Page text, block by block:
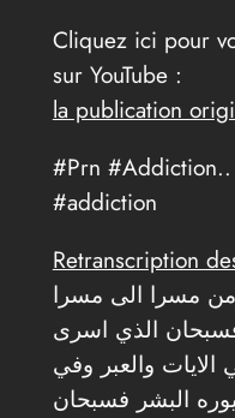
Cliquez ici pour
sur YouTube :
la publication
#Prn
#addiction
Retranscription
مسرا الى مسرا
الذي اسرى
والعبر وفي